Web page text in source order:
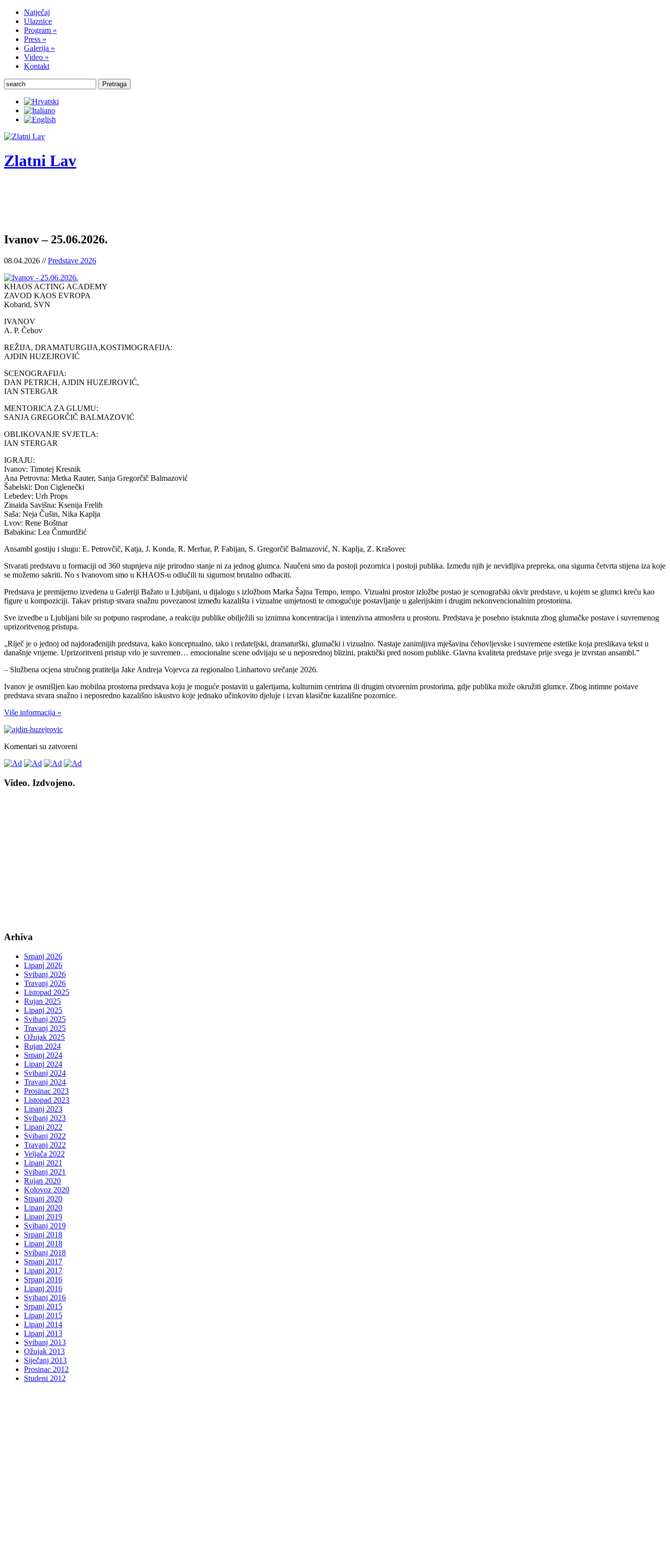
Natječaj
Ulaznice
Program »
Press »
Galerija »
Video »
Kontakt
Pretraga
Zlatni Lav
Ivanov – 25.06.2026.
08.04.2026 //Predstave 2026
KHAOS ACTING ACADEMY
ZAVOD KAOS EVROPA
Kobarid, SVN
IVANOV
A. P. Čehov
REŽIJA, DRAMATURGIJA,KOSTIMOGRAFIJA:
AJDIN HUZEJROVIĆ
SCENOGRAFIJA:
DAN PETRICH, AJDIN HUZEJROVIĆ,
IAN STERGAR
MENTORICA ZA GLUMU:
SANJA GREGORČIČ BALMAZOVIĆ
OBLIKOVANJE SVJETLA:
IAN STERGAR
IGRAJU:
Ivanov: Timotej Kresnik
Ana Petrovna: Metka Rauter, Sanja Gregorčič Balmazović
Šabelski: Don Ciglenečki
Lebedev: Urh Props
Zinaida Savišna: Ksenija Frelih
Saša: Neja Čušin, Nika Kaplja
Lvov: Rene Boštnar
Babakina: Lea Čumurdžić
Ansambl gostiju i slugu: E. Petrovčič, Katja, J. Konda, R. Merhar, P. Fabijan, S. Gregorčič Balmazović, N. Kaplja, Z. Krašovec
Stvarati predstavu u formaciji od 360 stupnjeva nije prirodno stanje ni za jednog glumca. Naučeni smo da postoji pozornica i postoji publika. Između njih je nevidljiva prepreka, ona sigurna četvrta stijena iza koje
se možemo sakriti. No s Ivanovom smo u KHAOS-u odlučili tu sigurnost brutalno odbaciti.
Predstava je premijerno izvedena u Galeriji Bažato u Ljubljani, u dijalogu s izložbom Marka Šajna Tempo, tempo. Vizualni prostor izložbe postao je scenografski okvir predstave, u kojem se glumci kreću kao
figure u kompoziciji. Takav pristup stvara snažnu povezanost između kazališta i vizualne umjetnosti te omogućuje postavljanje u galerijskim i drugim nekonvencionalnim prostorima.
Sve izvedbe u Ljubljani bile su potpuno rasprodane, a reakciju publike obilježili su iznimna koncentracija i intenzivna atmosfera u prostoru. Predstava je posebno istaknuta zbog glumačke postave i suvremenog
uprizoritvenog pristupa.
„Riječ je o jednoj od najdorađenijih predstava, kako konceptualno, tako i redateljski, dramaturški, glumački i vizualno. Nastaje zanimljiva mješavina čehovljevske i suvremene estetike koja preslikava tekst u
današnje vrijeme. Uprizoritveni pristup vrlo je suvremen… emocionalne scene odvijaju se u neposrednoj blizini, praktički pred nosom publike. Glavna kvaliteta predstave prije svega je izvrstan ansambl.”
– Službena ocjena stručnog pratitelja Jake Andreja Vojevca za regionalno Linhartovo srečanje 2026.
Ivanov je osmišljen kao mobilna prostorna predstava koju je moguće postaviti u galerijama, kulturnim centrima ili drugim otvorenim prostorima, gdje publika može okružiti glumce. Zbog intimne postave
predstava stvara snažno i neposredno kazališno iskustvo koje jednako učinkovito djeluje i izvan klasične kazališne pozornice.
Više informacija »
Komentari su zatvoreni
Video. Izdvojeno.
Arhiva
Srpanj 2026
Lipanj 2026
Svibanj 2026
Travanj 2026
Listopad 2025
Rujan 2025
Lipanj 2025
Svibanj 2025
Travanj 2025
Ožujak 2025
Rujan 2024
Srpanj 2024
Lipanj 2024
Svibanj 2024
Travanj 2024
Prosinac 2023
Listopad 2023
Lipanj 2023
Svibanj 2023
Lipanj 2022
Svibanj 2022
Travanj 2022
Veljača 2022
Lipanj 2021
Svibanj 2021
Rujan 2020
Kolovoz 2020
Srpanj 2020
Lipanj 2020
Lipanj 2019
Svibanj 2019
Srpanj 2018
Lipanj 2018
Svibanj 2018
Srpanj 2017
Lipanj 2017
Srpanj 2016
Lipanj 2016
Svibanj 2016
Srpanj 2015
Lipanj 2015
Lipanj 2014
Lipanj 2013
Svibanj 2013
Ožujak 2013
Siječanj 2013
Prosinac 2012
Studeni 2012